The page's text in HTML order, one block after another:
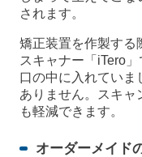
されます。
矯正装置を作製する
スキャナー「iTero
口の中に入れていま
ありません。スキャ
も軽減できます。
オーダーメイド